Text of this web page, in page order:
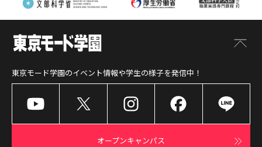
東京モード学園のイベント情報や学生の様子を発信中！
オープンキャンパス